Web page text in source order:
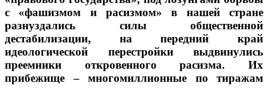
с «фашизмом и расизмом» в нашей стране
разнуздались силы общественной
дестабилизации, на передний край
идеологической перестройки выдвинулись
преемники откровенного расизма. Их
прибежище – многомиллионные по тиражам